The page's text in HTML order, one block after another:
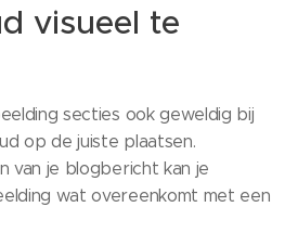
visueel te
secties ook geweldig bij
op de juiste plaatsen.
van je blogbericht kan je
wat overeenkomt met een